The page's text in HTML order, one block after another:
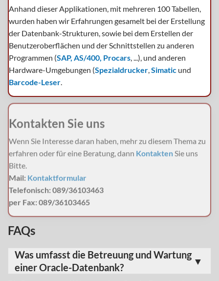
Anhand dieser Applikationen, mit mehreren 100 Tabellen,
wurden haben wir Erfahrungen gesamelt bei der Erstellung
der Datenbank-Strukturen, sowie bei dem Erstellen der
Benutzeroberflächen und der Schnittstellen zu anderen
Programmen (SAP, AS/400, Procars, ...), und anderen
Hardware-Umgebungen (Spezialdrucker,Simatic und
Barcode-Leser.
Kontakten Sie uns
Wenn Sie Interesse daran haben, mehr zu diesem Thema zu
erfahren oder für eine Beratung, dann KontaktenSie uns
Bitte.
Mail: Kontaktformular
Telefonisch: 089/36103463
per Fax: 089/36103465
FAQs
Was umfasst die Betreuung und Wartung
einer Oracle-Datenbank?